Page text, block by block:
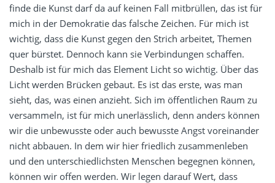
finde die Kunst darf da auf keinen Fall mitbrüllen, das ist für
mich in der Demokratie das falsche Zeichen. Für mich ist
wichtig, dass die Kunst gegen den Strich arbeitet, Themen
quer bürstet. Dennoch kann sie Verbindungen schaffen.
Deshalb ist für mich das Element Licht so wichtig. Über das
Licht werden Brücken gebaut. Es ist das erste, was man
sieht, das, was einen anzieht. Sich im öffentlichen Raum zu
versammeln, ist für mich unerlässlich, denn anders können
wir die unbewusste oder auch bewusste Angst voreinander
nicht abbauen. In dem wir hier friedlich zusammenleben
und den unterschiedlichsten Menschen begegnen können,
können wir offen werden. Wir legen darauf Wert, dass